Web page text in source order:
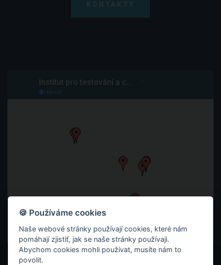
KONTAKTY
🍪 Používáme cookies
Naše webové stránky používají cookies, které nám
pomáhají zjistiť, jak se naše stránky používaji.
Abychom cookies mohli používat, musíte nám to
povolit.